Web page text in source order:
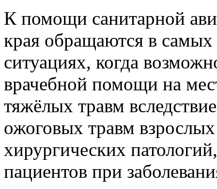
К помощи санитарной
края обращаются в
ситуациях, когда
врачебной помощи на
тяжёлых травм
ожоговых травм
хирургических
пациентов при